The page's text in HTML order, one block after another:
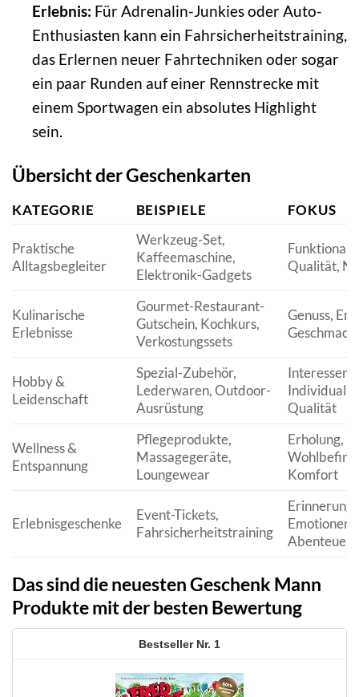
Erlebnis: Für Adrenalin-Junkies oder Auto-
Enthusiasten kann ein Fahrsicherheitstraining,
das Erlernen neuer Fahrtechniken oder sogar
ein paar Runden auf einer Rennstrecke mit
einem Sportwagen ein absolutes Highlight
sein.
Übersicht der Geschenkarten
KATEGORIE BEISPIELE FOKUS
Praktische
Alltagsbegleiter
Werkzeug-Set,
Kaffeemaschine,
Elektronik-Gadgets
Qualität,
Kulinarische
Erlebnisse
Gourmet-Restaurant-
Gutschein, Kochkurs,
Verkostungssets
Genuss,
Geschmack
Hobby &
Leidenschaft
Spezial-Zubehör,
Lederwaren, Outdoor-
Ausrüstung
Qualität
Wellness &
Entspannung
Pflegeprodukte,
Massagegeräte,
Loungewear
Erholung,
Komfort
Erlebnisgeschenke
Event-Tickets,
Fahrsicherheitstraining
Emotionen,
Abenteuer
Das sind die neuesten Geschenk Mann
Produkte mit der besten Bewertung
1